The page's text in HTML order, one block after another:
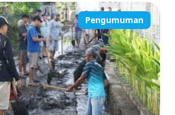
Pengumuman